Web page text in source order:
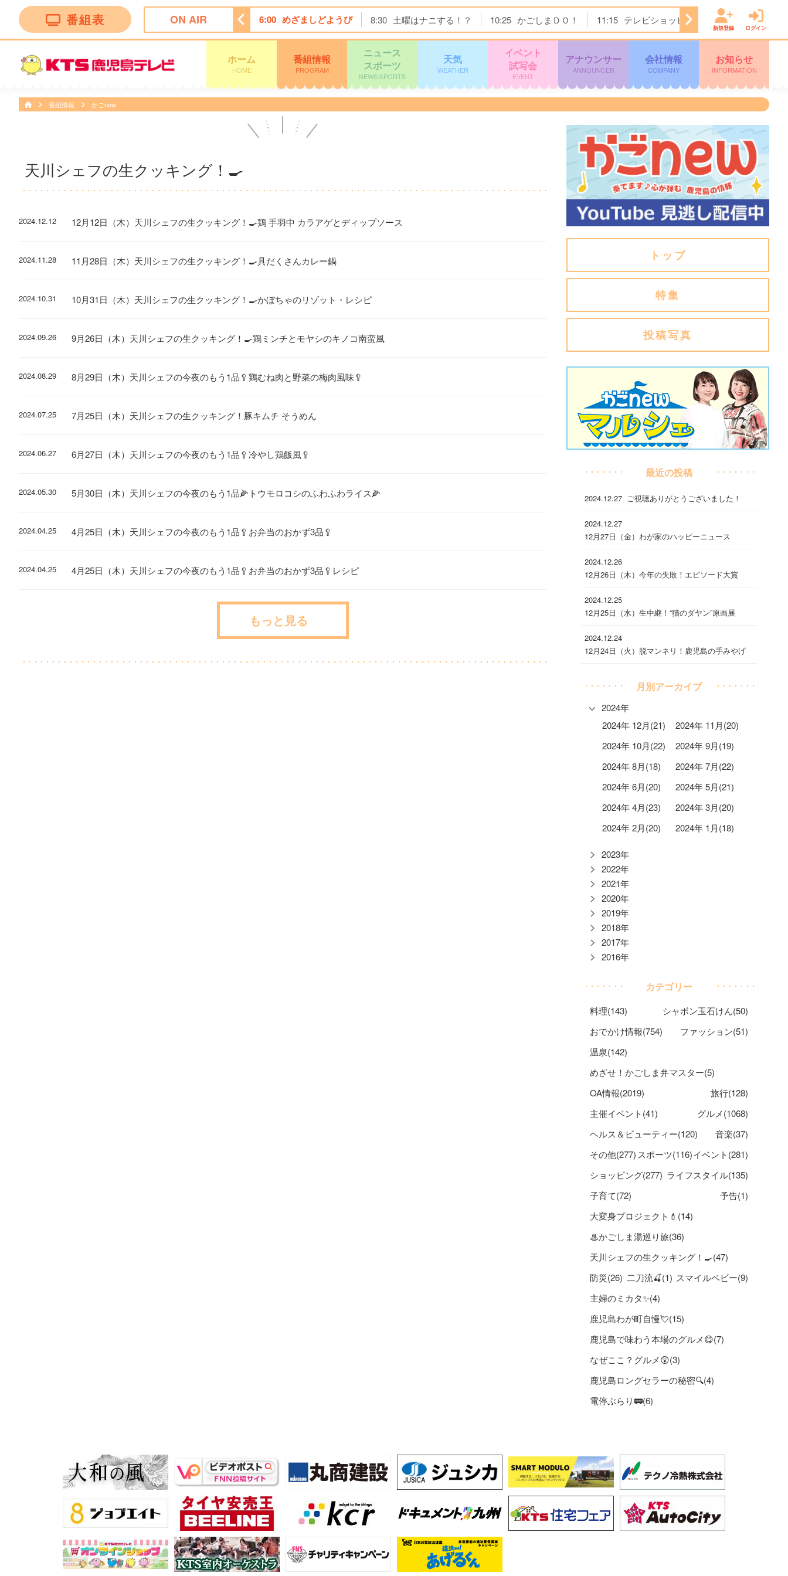
番組表 ON AIR
ーニーズテレビショッピング ＴＨＥフィッシング 6:00 めざましどようび 8:30 土曜はナニする！？ 10:25 かごしまＤＯ！ 11:15 テレビショッピング 11:45 ぽよチャ
新規登録 ログイン
ホーム
HOME
番組情報
PROGRAM
ニュース
スポーツ
NEWS/SPORTS
天気
WEATHER
イベント
試写会
EVENT
アナウンサー
ANNOUNCER
会社情報
COMPANY
お知らせ
INFORMATION
番組情報 かごnew
天川シェフの生クッキング！🍳
2024.12.12 12月12日（木）天川シェフの生クッキング！🍳鶏 手羽中 カラアゲとディップソース
2024.11.28 11月28日（木）天川シェフの生クッキング！🍳具だくさんカレー鍋
2024.10.31 10月31日（木）天川シェフの生クッキング！🍳かぼちゃのリゾット・レシピ
2024.09.26 9月26日（木）天川シェフの生クッキング！🍳鶏ミンチとモヤシのキノコ南蛮風
2024.08.29 8月29日（木）天川シェフの今夜のもう1品🥄鶏むね肉と野菜の梅肉風味🥄
2024.07.25 7月25日（木）天川シェフの生クッキング！豚キムチ そうめん
2024.06.27 6月27日（木）天川シェフの今夜のもう1品🥄冷やし鶏飯風🥄
2024.05.30 5月30日（木）天川シェフの今夜のもう1品🌽トウモロコシのふわふわライス🌽
2024.04.25 4月25日（木）天川シェフの今夜のもう1品🥄お弁当のおかず3品🥄
2024.04.25 4月25日（木）天川シェフの今夜のもう1品🥄お弁当のおかず3品🥄レシピ
もっと見る
トップ
特集
投稿写真
最近の投稿
2024.12.27 ご視聴ありがとうございました！
2024.12.27
12月27日（金）わが家のハッピーニュース
2024.12.26
12月26日（木）今年の失敗！エピソード大賞
2024.12.25
12月25日（水）生中継！“猫のダヤン”原画展
2024.12.24
12月24日（火）脱マンネリ！鹿児島の手みやげ
月別アーカイブ
2024年
2024年 12月(21)
2024年 11月(20)
2024年 10月(22)
2024年 9月(19)
2024年 8月(18)
2024年 7月(22)
2024年 6月(20)
2024年 5月(21)
2024年 4月(23)
2024年 3月(20)
2024年 2月(20)
2024年 1月(18)
2023年
2022年
2021年
2020年
2019年
2018年
2017年
2016年
カテゴリー
料理(143)
シャボン玉石けん(50)
おでかけ情報(754)
ファッション(51)
温泉(142)
めざせ！かごしま弁マスター(5)
OA情報(2019)
旅行(128)
主催イベント(41)
グルメ(1068)
ヘルス＆ビューティー(120)
音楽(37)
その他(277) スポーツ(116)イベント(281)
ショッピング(277) ライフスタイル(135)
子育て(72)
予告(1)
大変身プロジェクト💄(14)
♨かごしま湯巡り旅(36)
天川シェフの生クッキング！🍳(47)
防災(26) 二刀流🍒(1) スマイルベビー(9)
主婦のミカタ✨(4)
鹿児島わが町自慢💘(15)
鹿児島で味わう本場のグルメ😋(7)
なぜここ？グルメ😲(3)
鹿児島ロングセラーの秘密🔍(4)
電停ぶらり🚃(6)